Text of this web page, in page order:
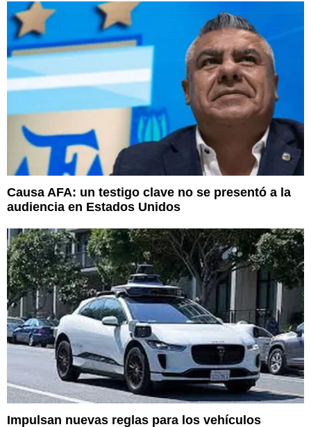
Causa AFA: un testigo clave no se presentó a la
audiencia en Estados Unidos
Impulsan nuevas reglas para los vehículos